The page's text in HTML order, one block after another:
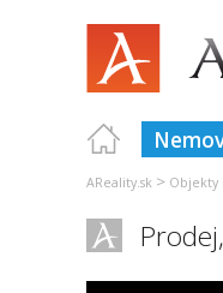
AReality.sk > Objekty